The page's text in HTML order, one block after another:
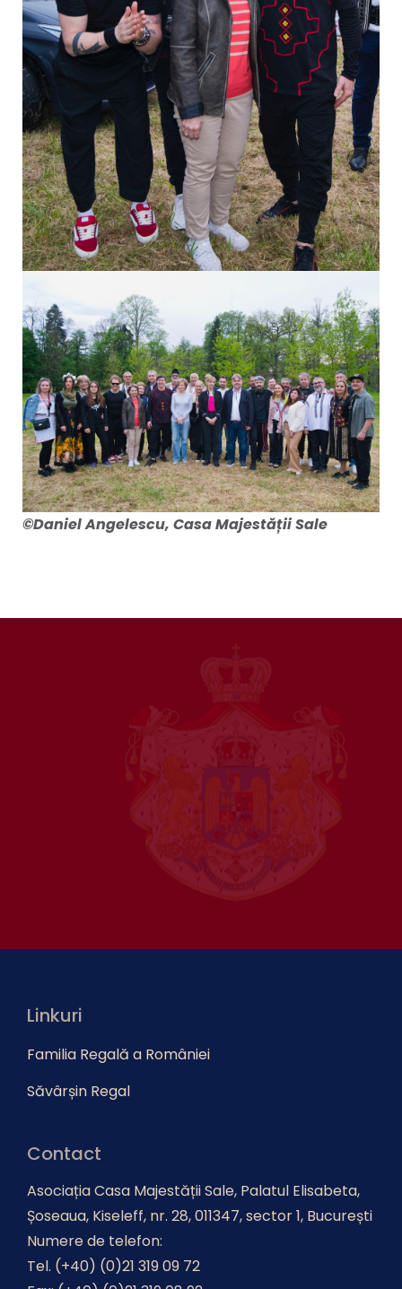
©Daniel Angelescu, Casa Majestății Sale
Linkuri
Familia Regală a României
Săvârșin Regal
Contact
Asociația Casa Majestății Sale, Palatul Elisabeta,
Șoseaua, Kiseleff, nr. 28, 011347, sector 1, București
Numere de telefon:
Tel. (+40) (0)21 319 09 72